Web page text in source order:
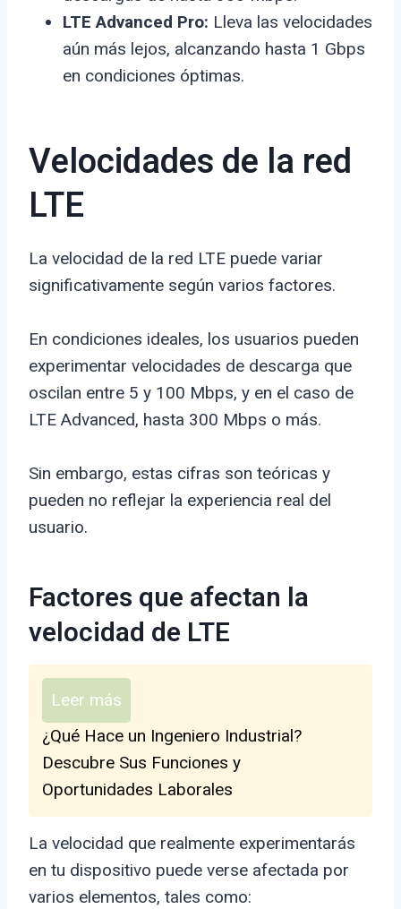
LTE Advanced Pro: Lleva las velocidades
aún más lejos, alcanzando hasta 1 Gbps
en condiciones óptimas.
Velocidades de la red
LTE
La velocidad de la red LTE puede variar
significativamente según varios factores.
En condiciones ideales, los usuarios pueden
experimentar velocidades de descarga que
oscilan entre 5 y 100 Mbps, y en el caso de
LTE Advanced, hasta 300 Mbps o más.
Sin embargo, estas cifras son teóricas y
pueden no reflejar la experiencia real del
usuario.
Factores que afectan la
velocidad de LTE
Leer más
¿Qué Hace un Ingeniero Industrial?
Descubre Sus Funciones y
Oportunidades Laborales
La velocidad que realmente experimentarás
en tu dispositivo puede verse afectada por
varios elementos, tales como: